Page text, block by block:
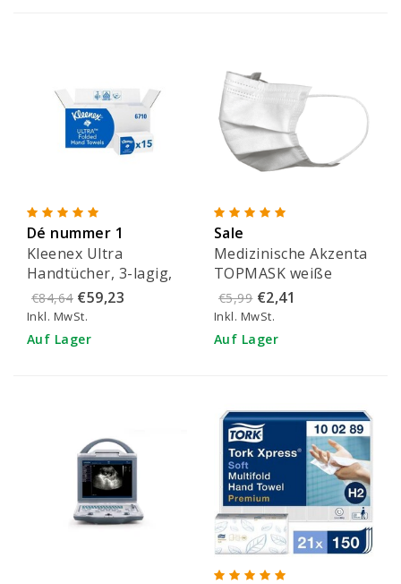
Dé nummer 1
Kleenex Ultra
Handtücher, 3-lagig,
weiß, Karton mit
15x96 Blatt - 6710
€84,64 €59,23
Inkl. MwSt.
Auf Lager
Sale
Medizinische Akzenta
TOPMASK weiße
IIR/2R Mundmasken
mit Gummiband 50
Stück
€5,99 €2,41
Inkl. MwSt.
Auf Lager